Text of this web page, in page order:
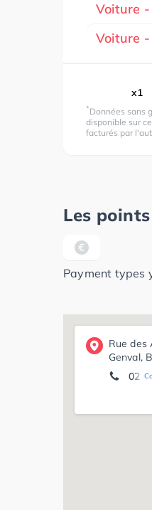
Voiture -
Voiture
x1
*Données sans
disponible sur
facturés par
Les
Payment types
Rue des
Genval,
02